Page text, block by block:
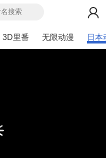
3D里番 无限动漫 日本